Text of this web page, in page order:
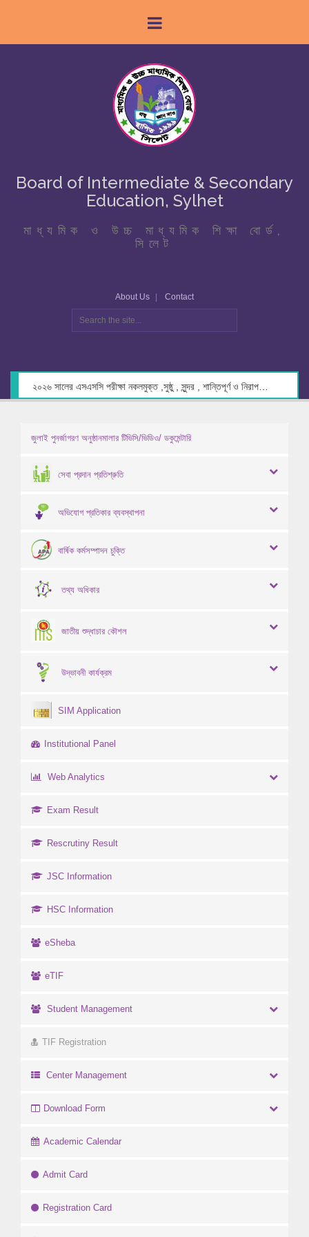
Board of Intermediate & Secondary
Education, Sylhet
মাধ্যমিক ও উচ্চ মাধ্যমিক শিক্ষা বোর্ড,
সিলেট
About Us Contact
জুলাই পুনর্জাগরণ অনুষ্ঠানমালার টিভিসি/ভিডিও/ ডকুমেন্টারি
সেবা প্রদান প্রতিশ্রুতি
অভিযোগ প্রতিকার ব্যবস্থাপনা
বার্ষিক কর্মসম্পাদন চুক্তি
তথ্য অধিকার
জাতীয় শুদ্ধাচার কৌশল
উদ্ভাবনী কার্যক্রম
SIM Application
Institutional Panel
Web Analytics
Exam Result
Rescrutiny Result
JSC Information
HSC Information
eSheba
eTIF
Student Management
TIF Registration
Center Management
Download Form
Academic Calendar
Admit Card
Registration Card